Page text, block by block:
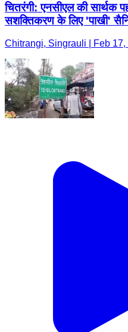
चितरंगी: एनसीएल की सार्थक
सशक्तिकरण के लिए 'पाखी'
Chitrangi, Singrauli | Feb 17,